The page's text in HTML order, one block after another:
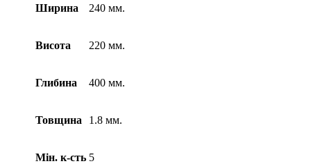
Ширина 240 мм.
Висота 220 мм.
Глибина 400 мм.
Товщина 1.8 мм.
Мін. к-сть 5